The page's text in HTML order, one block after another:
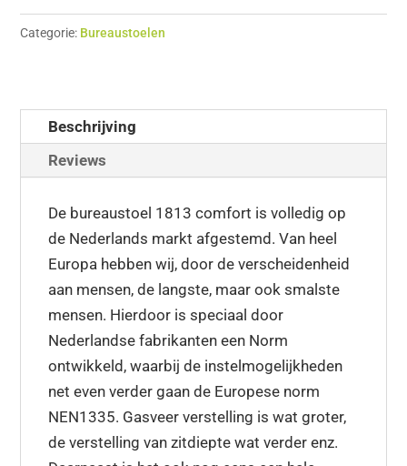
aantal
Categorie: Bureaustoelen
Beschrijving
Reviews
De bureaustoel 1813 comfort is volledig op
de Nederlands markt afgestemd. Van heel
Europa hebben wij, door de verscheidenheid
aan mensen, de langste, maar ook smalste
mensen. Hierdoor is speciaal door
Nederlandse fabrikanten een Norm
ontwikkeld, waarbij de instelmogelijkheden
net even verder gaan de Europese norm
NEN1335. Gasveer verstelling is wat groter,
de verstelling van zitdiepte wat verder enz.